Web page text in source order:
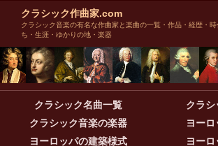
クラシック作曲家.com
クラシック音楽の有名な作曲家と楽曲の一覧・作品・経歴・
ち・生涯・ゆかりの地・楽器
クラシック名曲一覧
クラシ
クラシック音楽の楽器
ヨー
ヨーロッパの建築様式
ヨー